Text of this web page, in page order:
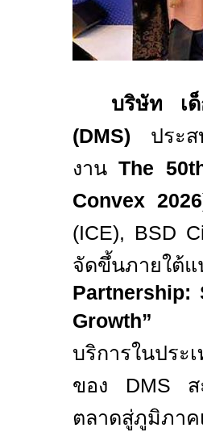
บริษัท เ
(DMS)
ประส
งาน The
Convex
(ICE), BSD
จัดขึ้นภายใต้
Partnership:
Growth”
บริการในประ
ของ DMS
ตลาดสู่ภูมิภาค